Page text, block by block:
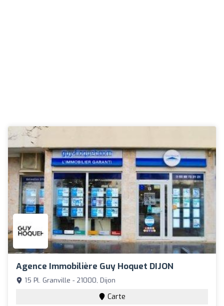
Agence Immobilière Guy Hoquet DIJON
15 Pl. Granville - 21000, Dijon
Carte